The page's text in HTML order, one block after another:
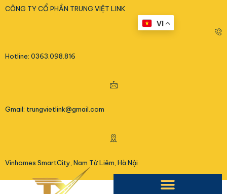
CÔNG TY CỔ PHẦN TRUNG VIỆT LINK
Hotline: 0363.098.816
Gmail: trungvietlink@gmail.com
Vinhomes SmartCity, Nam Từ Liêm, Hà Nội
VI